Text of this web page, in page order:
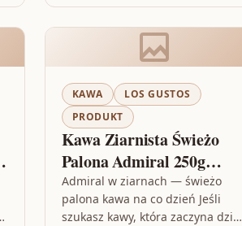
KAWA
LOS GUSTOS
PRODUKT
Kawa Ziarnista Świeżo
Palona Admiral 250g
Palarnia
Admiral w ziarnach — świeżo
palona kawa na co dzień Jeśli
szukasz kawy, która zaczyna dzień